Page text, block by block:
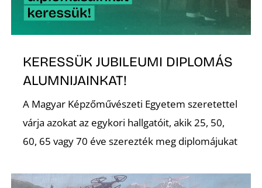
KERESSÜK JUBILEUMI DIPLOMÁS
ALUMNIJAINKAT!
A Magyar Képzőművészeti Egyetem szeretettel
várja azokat az egykori hallgatóit, akik 25, 50,
60, 65 vagy 70 éve szerezték meg diplomájukat